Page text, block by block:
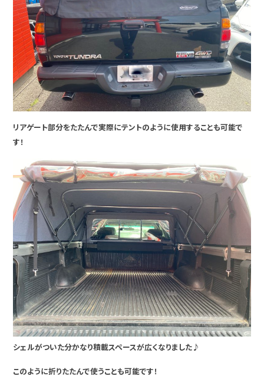
リアゲート部分をたたんで実際にテントのように使用することも可能で
す！
シェルがついた分かなり積載スペースが広くなりました♪
このように折りたたんで使うことも可能です！